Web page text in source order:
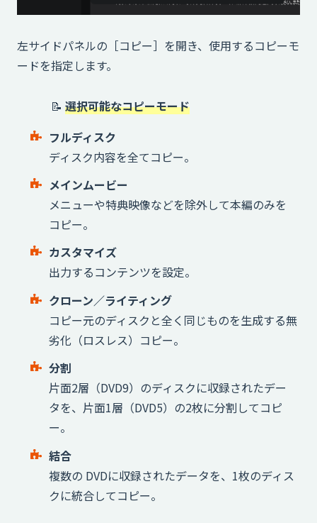
左サイドパネルの［コピー］を開き、使用するコピーモ
ードを指定します。
📝 選択可能なコピーモード
フルディスク
ディスク内容を全てコピー。
メインムービー
メニューや特典映像などを除外して本編のみを
コピー。
カスタマイズ
出力するコンテンツを設定。
クローン／ライティング
コピー元のディスクと全く同じものを生成する無
劣化（ロスレス）コピー。
分割
片面2層（DVD9）のディスクに収録されたデー
タを、片面1層（DVD5）の2枚に分割してコピ
ー。
結合
複数の DVDに収録されたデータを、1枚のディス
クに統合してコピー。